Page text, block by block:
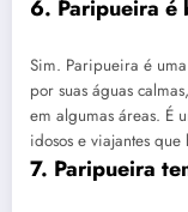
6. Paripueira é
Sim. Paripueira é
por suas águas
em algumas áreas. É
idosos e viajantes que
7. Paripueira